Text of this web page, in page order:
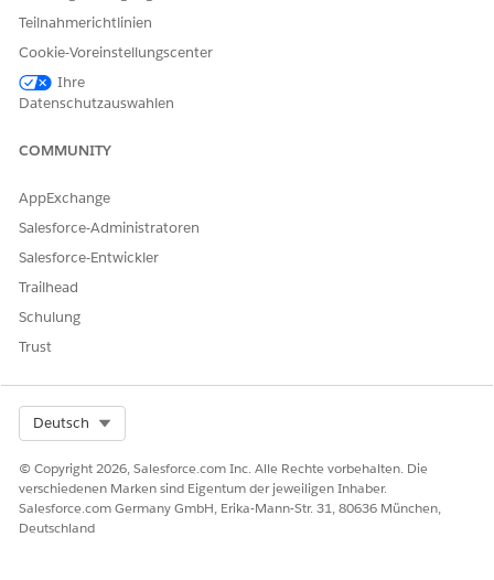
Teilnahmerichtlinien
Cookie-Voreinstellungscenter
Ihre
Datenschutzauswahlen
COMMUNITY
AppExchange
Salesforce-Administratoren
Salesforce-Entwickler
Trailhead
Schulung
Trust
Deutsch
© Copyright 2026, Salesforce.com Inc. Alle Rechte vorbehalten. Die
verschiedenen Marken sind Eigentum der jeweiligen Inhaber.
Salesforce.com Germany GmbH, Erika-Mann-Str. 31, 80636 München,
Deutschland